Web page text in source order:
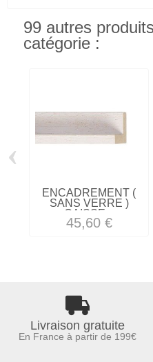
99 autres
catégorie :
ENCADREMENT (
SANS VERRE )
CAISSE...
45,60 €
‹
Livraison gratuite
En France à partir de 199€